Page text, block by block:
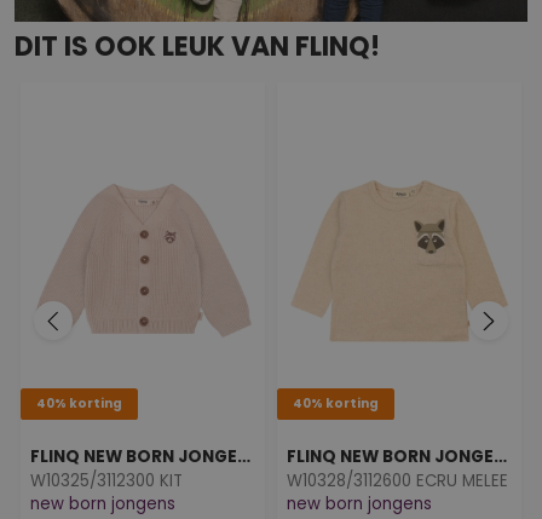
DIT IS OOK LEUK VAN FLINQ!
40% korting
FLINQ NEW BORN JONGENS
W10325/3112300 KIT
new born jongens
40% korting
FLINQ NEW BORN JONGENS
W10328/3112600 ECRU MELEE
new born jongens